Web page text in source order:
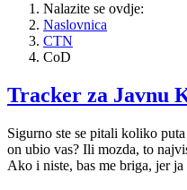
Nalazite se ovdje:
Naslovnica
CTN
CoD
Tracker za Javnu
Sigurno ste se pitali koliko
on ubio vas? Ili mozda, to
Ako i niste, bas me briga, jer